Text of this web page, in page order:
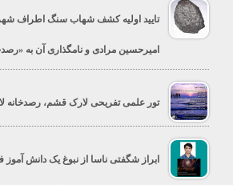
تایید اولیه کشف شهاب سنگ اطراف
امیرحسین مرادی و نامگذاری آن به
تور علمی تفریحی لارک قشم، رصدخانه
ابراز شگفتی ناسا از نبوغ یک دانش آموز